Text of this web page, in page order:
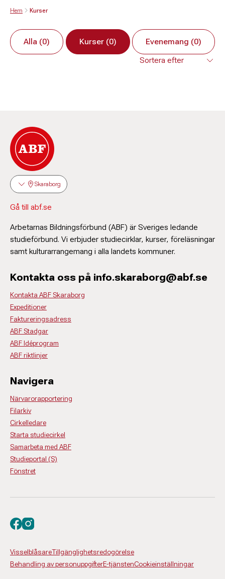
Hem Kurser
Alla (0) Kurser (0) Evenemang (0)
Skaraborg
Gå till abf.se
Arbetarnas Bildningsförbund (ABF) är Sveriges ledande
studieförbund. Vi erbjuder studiecirklar, kurser, föreläsningar
samt kulturarrangemang i alla landets kommuner.
Kontakta oss på info.skaraborg@abf.se
Kontakta ABF Skaraborg
Expeditioner
Faktureringsadress
ABF Stadgar
ABF Idéprogram
ABF riktlinjer
Navigera
Närvarorapportering
Filarkiv
Cirkelledare
Starta studiecirkel
Samarbeta med ABF
Studieportal (S)
Fönstret
VisselblåsareTillgänglighetsredogörelse
Behandling av personuppgifterE-tjänstenCookieinställningar
Besök oss på facebook
Besök oss på instagram